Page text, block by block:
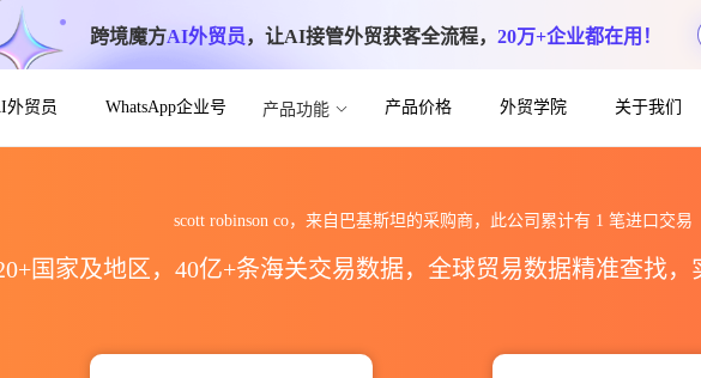
跨境魔方AI外贸员，让AI接管外贸获客全流程， 20万+企业都在用！
外贸员 WhatsApp企业号 产品功能 产品价格 外贸学院 关于我们
scott robinson co，来自巴基斯坦的采购商，此公司累计有 1 笔进口交易
国家及地区，40亿+条海关交易数据，全球贸易数据精准查找